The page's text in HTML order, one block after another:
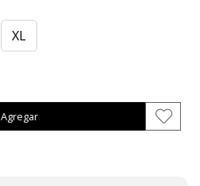
XL
Agregar